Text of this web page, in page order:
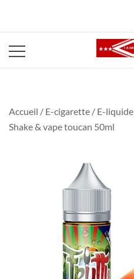
Accueil / E-cigarette / E-liquide
Shake & vape toucan 50ml